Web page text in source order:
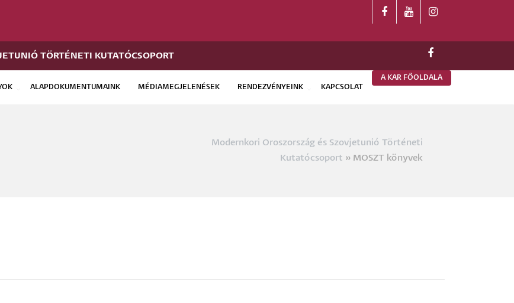
TÖRTÉNETI KUTATÓCSOPORT
ALAPDOKUMENTUMAINK MÉDIAMEGJELENÉSEK RENDEZVÉNYEINK KAPCSOLAT
A KAR FŐOLDALA
Modernkori Oroszország és Szovjetunió Történeti
Kutatócsoport
MOSZT könyvek